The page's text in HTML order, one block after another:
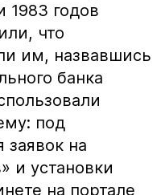
годов
что
им, назвавшись
банка
под
заявок на
и установки
на портале